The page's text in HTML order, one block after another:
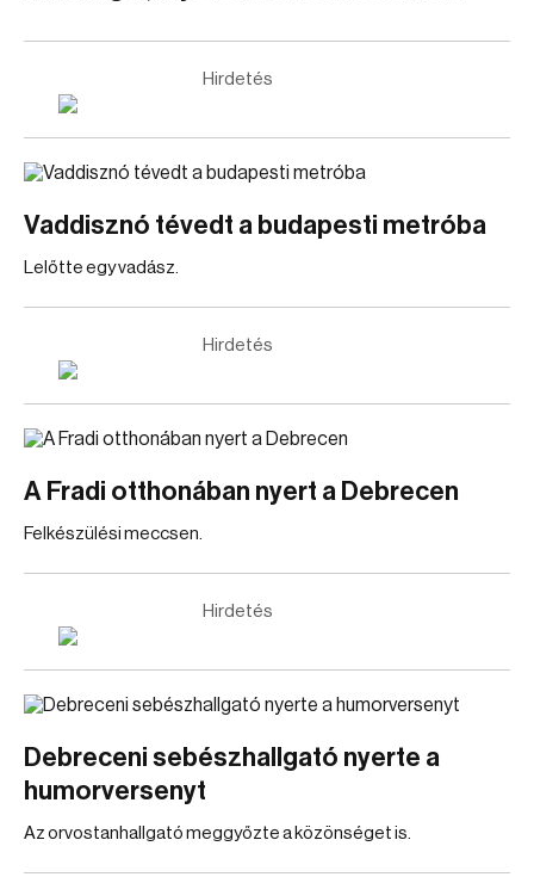
Hirdetés
Vaddisznó tévedt a budapesti metróba
Lelőtte egy vadász.
Hirdetés
A Fradi otthonában nyert a Debrecen
Felkészülési meccsen.
Hirdetés
Debreceni sebészhallgató nyerte a
humorversenyt
Az orvostanhallgató meggyőzte a közönséget is.